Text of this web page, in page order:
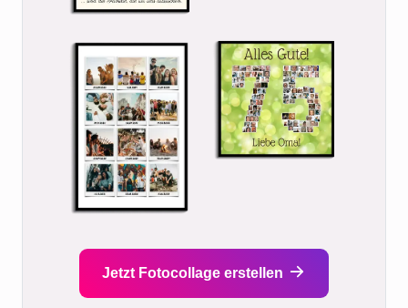
Jetzt Fotocollage erstellen